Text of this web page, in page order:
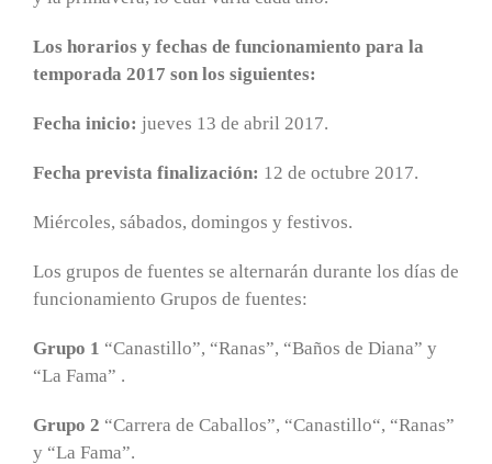
Los horarios y fechas de funcionamiento para la
temporada 2017 son los siguientes:
Fecha inicio: jueves 13 de abril 2017.
Fecha prevista finalización: 12 de octubre 2017.
Miércoles, sábados, domingos y festivos.
Los grupos de fuentes se alternarán durante los días de
funcionamiento Grupos de fuentes:
Grupo 1 “Canastillo”, “Ranas”, “Baños de Diana” y
“La Fama” .
Grupo 2 “Carrera de Caballos”, “Canastillo“, “Ranas”
y “La Fama”.